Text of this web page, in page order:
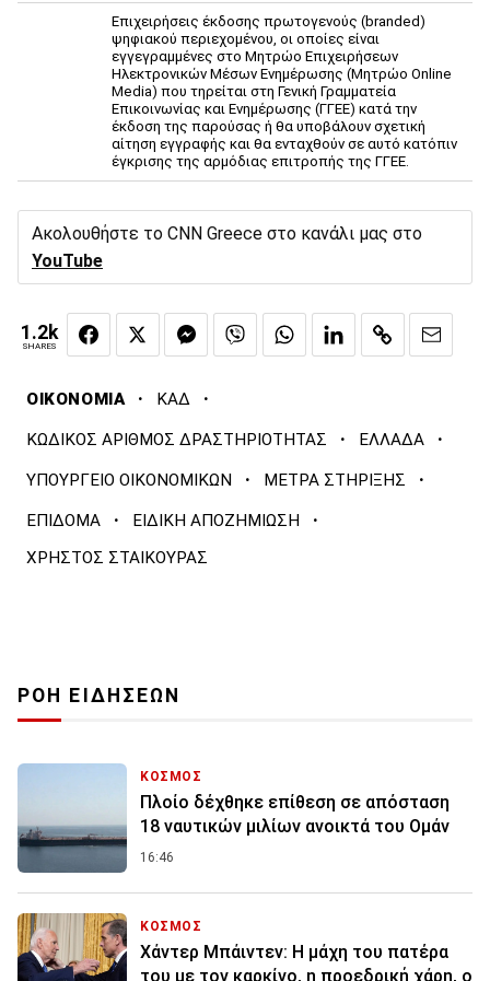
Επιχειρήσεις έκδοσης πρωτογενούς (branded)
ψηφιακού περιεχομένου, οι οποίες είναι
εγγεγραμμένες στο Μητρώο Επιχειρήσεων
Ηλεκτρονικών Μέσων Ενημέρωσης (Μητρώο Online
Media) που τηρείται στη Γενική Γραμματεία
Επικοινωνίας και Ενημέρωσης (ΓΓΕΕ) κατά την
έκδοση της παρούσας ή θα υποβάλουν σχετική
αίτηση εγγραφής και θα ενταχθούν σε αυτό κατόπιν
έγκρισης της αρμόδιας επιτροπής της ΓΓΕΕ.
Ακολουθήστε το CNN Greece στο κανάλι μας στο
YouTube
1.2k
SHARES
ΟΙΚΟΝΟΜΙΑ · ΚΑΔ ·
ΚΩΔΙΚΟΣ ΑΡΙΘΜΟΣ ΔΡΑΣΤΗΡΙΟΤΗΤΑΣ · ΕΛΛΑΔΑ ·
ΥΠΟΥΡΓΕΙΟ ΟΙΚΟΝΟΜΙΚΩΝ · ΜΕΤΡΑ ΣΤΗΡΙΞΗΣ ·
ΕΠΙΔΟΜΑ · ΕΙΔΙΚΗ ΑΠΟΖΗΜΙΩΣΗ ·
ΧΡΗΣΤΟΣ ΣΤΑΙΚΟΥΡΑΣ
ΡΟΗ ΕΙΔΗΣΕΩΝ
ΚΟΣΜΟΣ
Πλοίο δέχθηκε επίθεση σε απόσταση
18 ναυτικών μιλίων ανοικτά του Ομάν
16:46
ΚΟΣΜΟΣ
Χάντερ Μπάιντεν: Η μάχη του πατέρα
του με τον καρκίνο, η προεδρική χάρη, ο